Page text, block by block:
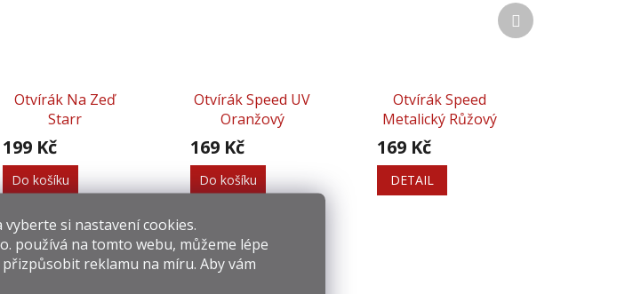
si nastavení cookies.
používá na tomto webu, můžeme lépe
reklamu na míru. Aby vám
Otvírák Na Zeď
Starr
199 Kč
Do košíku
Otvírák Speed UV
Oranžový
169 Kč
Do košíku
Otvírák Speed
Metalický Růžový
169 Kč
DETAIL
Další
produkt